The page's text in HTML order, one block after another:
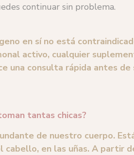
continuar sin problema.
en sí no está
activo, cualquier
una consulta rápida antes de
tantas chicas?
de nuestro cuerpo.
cabello, en las uñas. A partir